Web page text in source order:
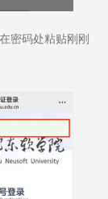
密码处粘贴刚刚